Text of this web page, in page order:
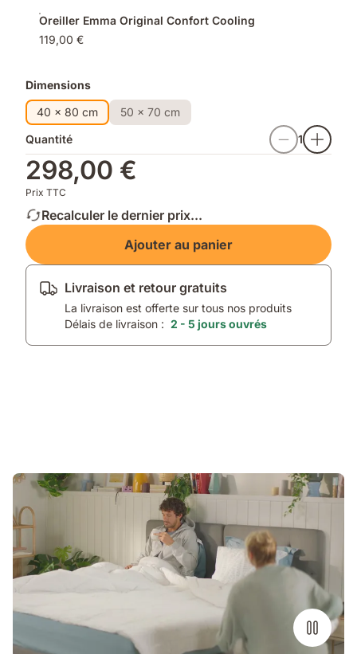
Oreiller Emma Original Confort Cooling
119,00 €
Dimensions
40 x 80 cm
50 x 70 cm
Quantité
1
298,00 €
Prix TTC
Recalculer le dernier prix...
Ajouter au panier
Livraison et retour gratuits
La livraison est offerte sur tous nos produits
Délais de livraison : 2 - 5 jours ouvrés